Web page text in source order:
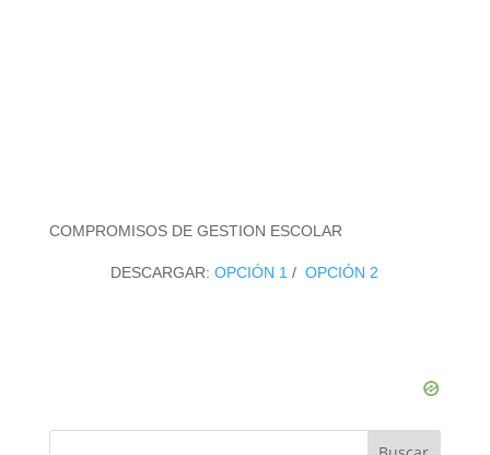
COMPROMISOS DE GESTION ESCOLAR
DESCARGAR:OPCIÓN 1 / OPCIÓN 2